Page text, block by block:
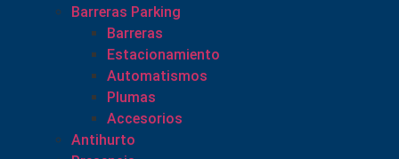
Barreras Parking
Barreras
Estacionamiento
Automatismos
Plumas
Accesorios
Antihurto